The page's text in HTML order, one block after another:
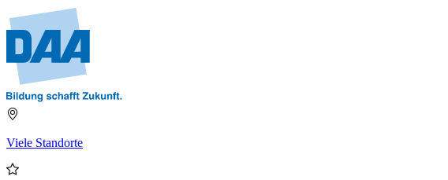
Viele Standorte